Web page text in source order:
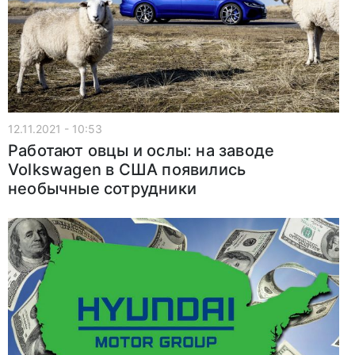
12.11.2021 - 10:53
Работают овцы и ослы: на заводе
Volkswagen в США появились
необычные сотрудники